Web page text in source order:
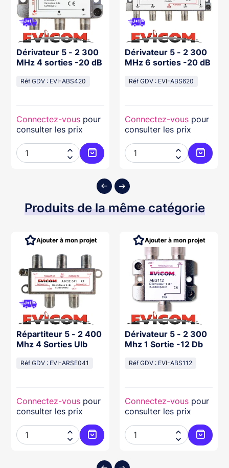
au panier
Dérivateur 5 - 2 300
MHz 4 sorties -20 dB
Réf GDV : EVI-ABS420
Connectez-vous pour
consulter les prix


Ajouter au panier
Dérivateur 5 - 2 300
MHz 6 sorties -20 dB
Réf GDV : EVI-ABS620
Connectez-vous pour
consulter les prix


Produits de la même catégorie
au panier
Répartiteur 5 - 2 400
Mhz 4 Sorties Ulb
Réf GDV : EVI-ARSE041
Connectez-vous pour
consulter les prix


Ajouter au panier
Ajouter à mon projet
Dérivateur 5 - 2 300
Mhz 1 Sortie -12 Db
Réf GDV : EVI-ABS112
Connectez-vous pour
consulter les prix


Ajouter à mon projet